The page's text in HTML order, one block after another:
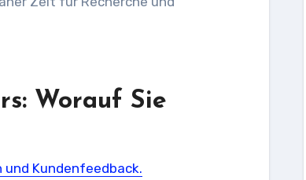
Worauf Sie
und Kundenfeedback.